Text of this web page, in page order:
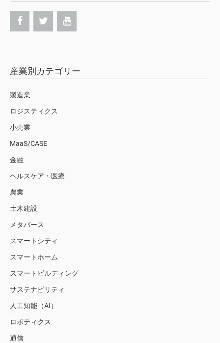
産業別カテゴリー
製造業
ロジスティクス
小売業
MaaS/CASE
金融
ヘルスケア・医療
農業
土木建設
メタバース
スマートシティ
スマートホーム
スマートビルディング
サステナビリティ
人工知能（AI）
ロボティクス
通信